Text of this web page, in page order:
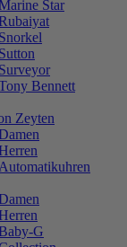
Star
Snorkel
Sutton
Surveyor
Bennett
Zeyten
Automatikuhren
G